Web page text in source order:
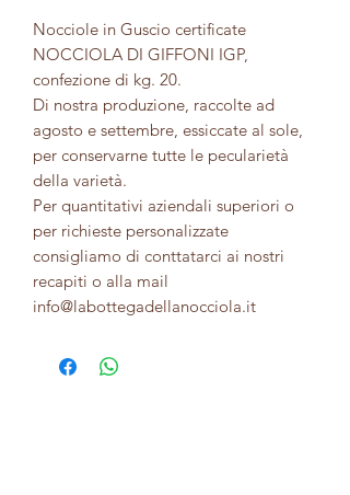
Nocciole in Guscio certificate
NOCCIOLA DI GIFFONI IGP,
confezione di kg. 20.
Di nostra produzione, raccolte ad
agosto e settembre, essiccate al sole,
per conservarne tutte le pecularietà
della varietà.
Per quantitativi aziendali superiori o
per richieste personalizzate
consigliamo di conttatarci ai nostri
recapiti o alla mail
info@labottegadellanocciola.it